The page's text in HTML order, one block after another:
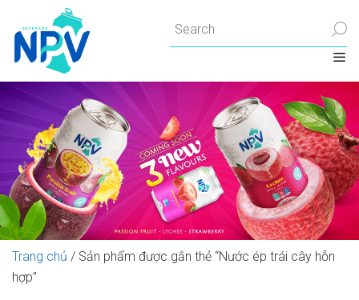
đến
Trang chủ / Sản phẩm được gắn thẻ “Nước ép trái cây hỗn
hợp”